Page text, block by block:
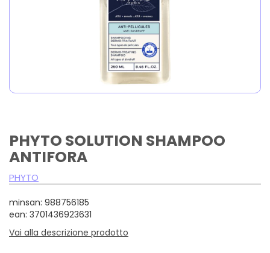
PHYTO SOLUTION SHAMPOO
ANTIFORA
PHYTO
minsan: 988756185
ean: 3701436923631
Vai alla descrizione prodotto